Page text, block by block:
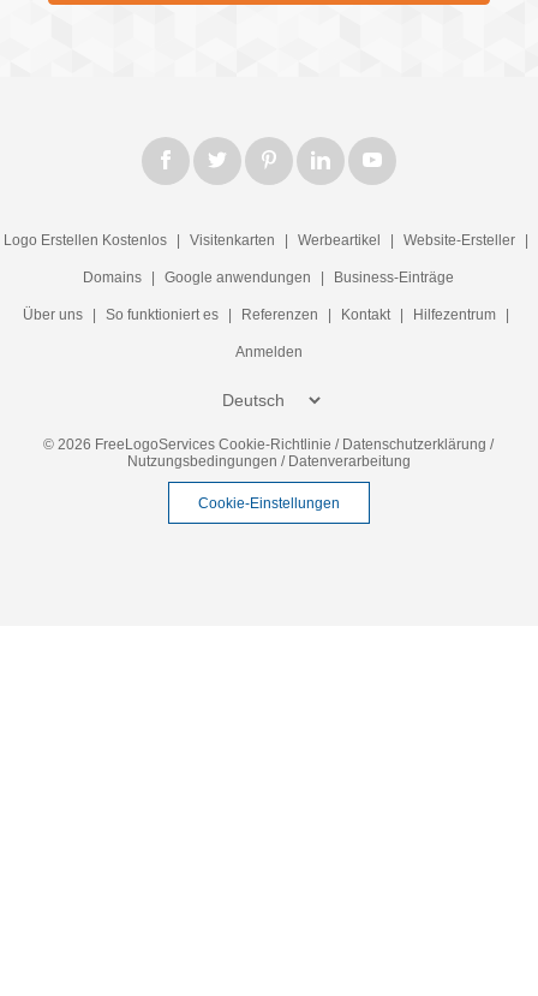
Logo Erstellen Kostenlos Visitenkarten Werbeartikel Website-Ersteller
Domains Google anwendungen Business-Einträge
Über uns So funktioniert es Referenzen Kontakt Hilfezentrum
Anmelden
© 2026 FreeLogoServicesCookie-Richtlinie / Datenschutzerklärung /
Nutzungsbedingungen / Datenverarbeitung
Cookie-Einstellungen